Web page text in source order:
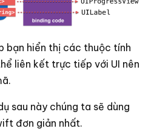
bạn hiển thị các thuộc tính
liên kết trực tiếp với UI nên
sau này chúng ta sẽ dùng
đơn giản nhất.